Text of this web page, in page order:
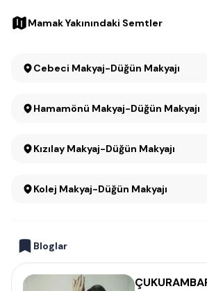
Mamak Yakınındaki Semtler
Cebeci Makyaj-Düğün Makyajı
Hamamönü Makyaj-Düğün Makyajı
Kızılay Makyaj-Düğün Makyajı
Kolej Makyaj-Düğün Makyajı
Bloglar